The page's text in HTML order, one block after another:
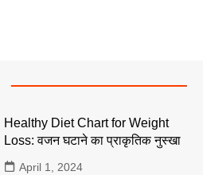
Healthy Diet Chart for Weight
Loss: वजन घटाने का प्राकृतिक नुस्खा
April 1, 2024